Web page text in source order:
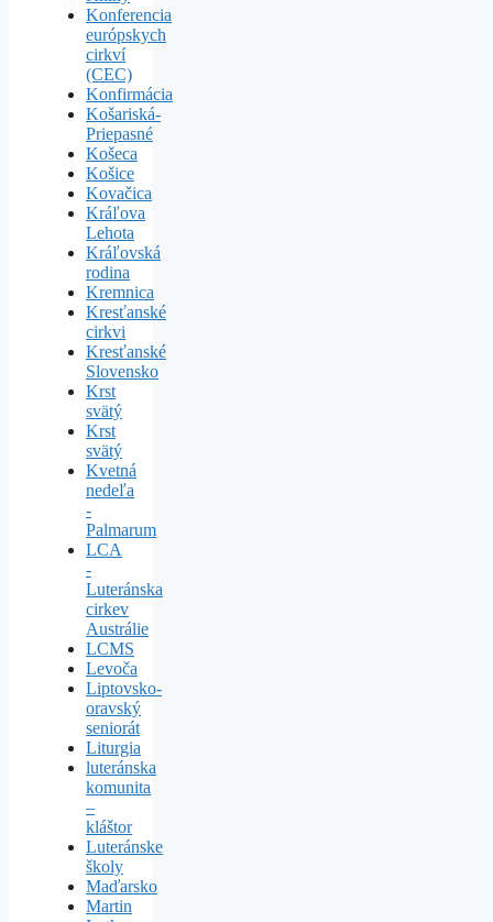
Konferencia
európskych
cirkví
(CEC)
Konfirmácia
Košariská-
Priepasné
Košeca
Košice
Kovačica
Kráľova
Lehota
Kráľovská
rodina
Kremnica
Kresťanské
cirkvi
Kresťanské
Slovensko
Krst
svätý
Krst
svätý
Kvetná
nedeľa
-
Palmarum
LCA
-
Luteránska
cirkev
Austrálie
LCMS
Levoča
Liptovsko-
oravský
seniorát
Liturgia
luteránska
komunita
–
kláštor
Luteránske
školy
Maďarsko
Martin